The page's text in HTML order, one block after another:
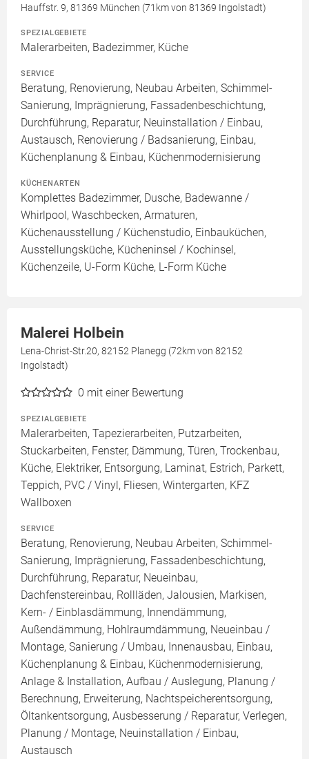
Hauffstr. 9, 81369 München (71km von 81369 Ingolstadt)
SPEZIALGEBIETE
Malerarbeiten, Badezimmer, Küche
SERVICE
Beratung, Renovierung, Neubau Arbeiten, Schimmel-
Sanierung, Imprägnierung, Fassadenbeschichtung,
Durchführung, Reparatur, Neuinstallation / Einbau,
Austausch, Renovierung / Badsanierung, Einbau,
Küchenplanung & Einbau, Küchenmodernisierung
KÜCHENARTEN
Komplettes Badezimmer, Dusche, Badewanne /
Whirlpool, Waschbecken, Armaturen,
Küchenausstellung / Küchenstudio, Einbauküchen,
Ausstellungsküche, Kücheninsel / Kochinsel,
Küchenzeile, U-Form Küche, L-Form Küche
Malerei Holbein
Lena-Christ-Str.20, 82152 Planegg (72km von 82152
Ingolstadt)
0 mit einer Bewertung
SPEZIALGEBIETE
Malerarbeiten, Tapezierarbeiten, Putzarbeiten,
Stuckarbeiten, Fenster, Dämmung, Türen, Trockenbau,
Küche, Elektriker, Entsorgung, Laminat, Estrich, Parkett,
Teppich, PVC / Vinyl, Fliesen, Wintergarten, KFZ
Wallboxen
SERVICE
Beratung, Renovierung, Neubau Arbeiten, Schimmel-
Sanierung, Imprägnierung, Fassadenbeschichtung,
Durchführung, Reparatur, Neueinbau,
Dachfenstereinbau, Rollläden, Jalousien, Markisen,
Kern- / Einblasdämmung, Innendämmung,
Außendämmung, Hohlraumdämmung, Neueinbau /
Montage, Sanierung / Umbau, Innenausbau, Einbau,
Küchenplanung & Einbau, Küchenmodernisierung,
Anlage & Installation, Aufbau / Auslegung, Planung /
Berechnung, Erweiterung, Nachtspeicherentsorgung,
Öltankentsorgung, Ausbesserung / Reparatur, Verlegen,
Planung / Montage, Neuinstallation / Einbau,
Austausch